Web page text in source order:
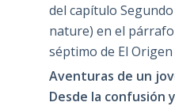
del capítulo
nature) en el
séptimo de El Origen
Aventuras de un
Desde la confusión